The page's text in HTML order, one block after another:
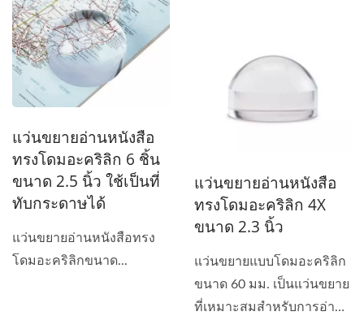
แว่นขยายอ่านหนังสือ
ทรงโดมอะคริลิก 6 ชิ้น
ขนาด 2.5 นิ้ว ใช้เป็นที่
ทับกระดาษได้
แว่นขยายอ่านหนังสือทรง
โดมอะคริลิกขนาด...
แว่นขยายอ่านหนังสือ
ทรงโดมอะคริลิก 4X
ขนาด 2.3 นิ้ว
แว่นขยายแบบโดมอะคริลิก
ขนาด 60 มม. เป็นแว่นขยาย
ที่เหมาะสมสำหรับการอ่าน